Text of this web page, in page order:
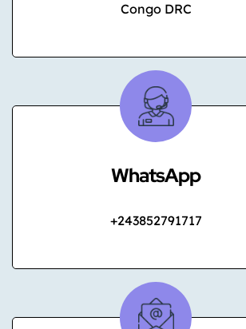
Congo DRC
WhatsApp
+243852791717